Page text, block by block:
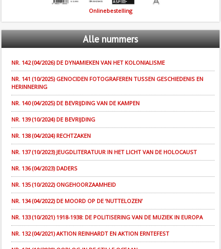
Onlinebestelling
Allenummers
NR. 142 (04/2026) DE DYNAMIEKEN VAN HET KOLONIALISME
NR. 141 (10/2025) GENOCIDEN FOTOGRAFEREN TUSSEN GESCHIEDENIS EN
HERINNERING
NR. 140 (04/2025) DE BEVRIJDING VAN DE KAMPEN
NR. 139 (10/2024) DE BEVRIJDING
NR. 138 (04/2024) RECHTZAKEN
NR. 137 (10/2023) JEUGDLITERATUUR IN HET LICHT VAN DE HOLOCAUST
NR. 136 (04/2023) DADERS
NR. 135 (10/2022) ONGEHOORZAAMHEID
NR. 134 (04/2022) DE MOORD OP DE ‘NUTTELOZEN’
NR. 133 (10/2021) 1918-1938: DE POLITISERING VAN DE MUZIEK IN EUROPA
NR. 132 (04/2021) AKTION REINHARDT EN AKTION ERNTEFEST